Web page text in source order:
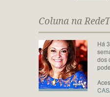
Coluna na
Há
dos